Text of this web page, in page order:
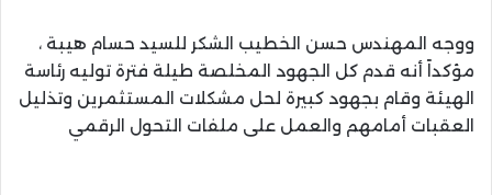
ووجه المهندس حسن الخطيب الشكر للسيد حسام هيبة ،
مؤكداً أنه قدم كل الجهود المخلصة طيلة فترة توليه رئاسة
الهيئة وقام بجهود كبيرة لحل مشكلات المستثمرين وتذليل
العقبات أمامهم والعمل على ملفات التحول الرقمي